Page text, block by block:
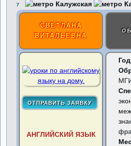
7
СВЕТЛАНА
ВИТАЛЬЕВНА
АНГЛИЙСКИЙ ЯЗЫК